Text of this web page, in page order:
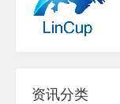
资讯分类